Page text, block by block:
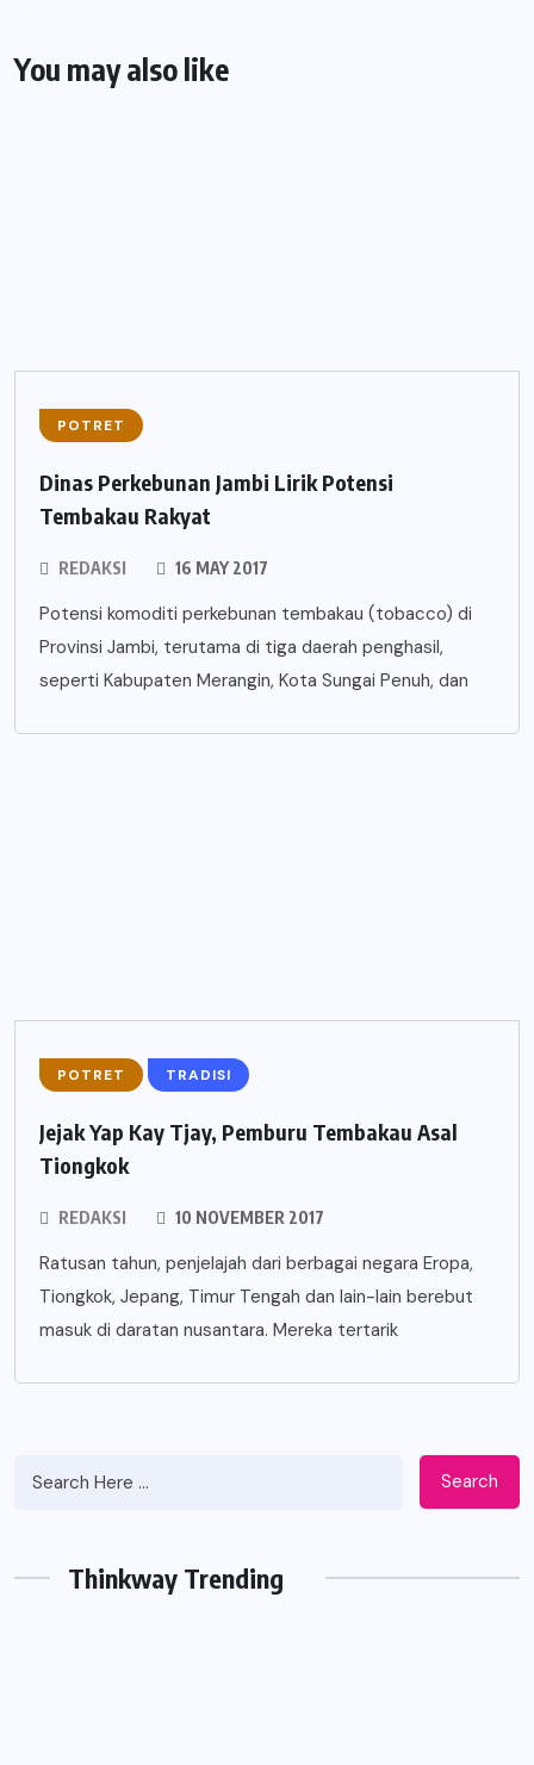
You may also like
POTRET
Dinas Perkebunan Jambi Lirik Potensi
Tembakau Rakyat
REDAKSI 16 MAY 2017
Potensi komoditi perkebunan tembakau (tobacco) di
Provinsi Jambi, terutama di tiga daerah penghasil,
seperti Kabupaten Merangin, Kota Sungai Penuh, dan
POTRET TRADISI
Jejak Yap Kay Tjay, Pemburu Tembakau Asal
Tiongkok
REDAKSI 10 NOVEMBER 2017
Ratusan tahun, penjelajah dari berbagai negara Eropa,
Tiongkok, Jepang, Timur Tengah dan lain-lain berebut
masuk di daratan nusantara. Mereka tertarik
Search
Thinkway Trending